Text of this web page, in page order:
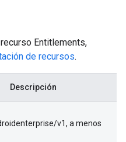
Entitlements,
de recursos.
Descripción
v1, a menos